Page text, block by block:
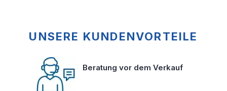
UNSERE KUNDENVORTEILE
Beratung vor dem Verkauf